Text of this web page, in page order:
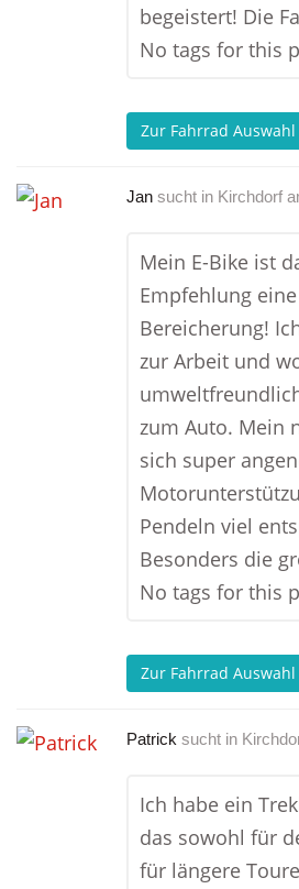
begeistert! Die
No tags for this
Zur Fahrrad Auswahl
Jan sucht in Kirchdorf
Mein E-Bike ist
Empfehlung
Bereicherung!
zur Arbeit und
zum Auto. Mein
sich super
Pendeln viel
Besonders die
No tags for this
Zur Fahrrad Auswahl
Patrick sucht in
Ich habe ein
das sowohl für
für längere